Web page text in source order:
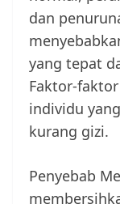
dan
yang tepat
Faktor-
individu
kurang gizi.
Penyebab